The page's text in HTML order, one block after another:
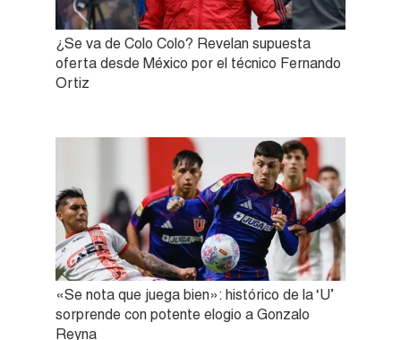
¿Se va de Colo Colo? Revelan supuesta
oferta desde México por el técnico Fernando
Ortiz
«Se nota que juega bien»: histórico de la ‘U’
sorprende con potente elogio a Gonzalo
Reyna